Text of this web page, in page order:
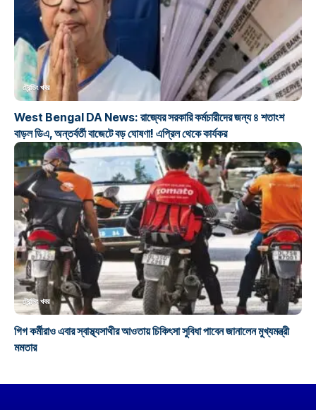
ট্রেন্ডিং খবর
West Bengal DA News: রাজ্যের সরকারি কর্মচারীদের জন্য ৪ শতাংশ
বাড়ল ডিএ, অন্তর্বর্তী বাজেটে বড় ঘোষণা! এপ্রিল থেকে কার্যকর
ট্রেন্ডিং খবর
গিগ কর্মীরাও এবার স্বাস্থ্যসাথীর আওতায় চিকিৎসা সুবিধা পাবেন জানালেন মুখ্যমন্ত্রী
মমতার